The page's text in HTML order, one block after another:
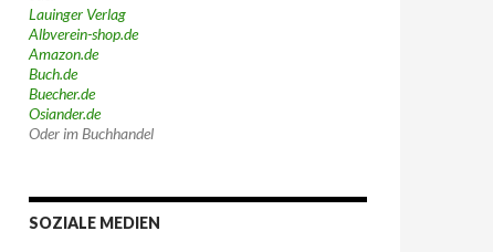
Lauinger Verlag
Albverein-shop.de
Amazon.de
Buch.de
Buecher.de
Osiander.de
Oder im Buchhandel
SOZIALE MEDIEN